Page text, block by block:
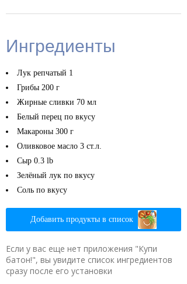
Ингредиенты
Лук репчатый 1
Грибы 200 г
Жирные сливки 70 мл
Белый перец по вкусу
Макароны 300 г
Оливковое масло 3 ст.л.
Сыр 0.3 lb
Зелёный лук по вкусу
Соль по вкусу
Добавить продукты в список
Если у вас еще нет приложения "Купи
батон!", вы увидите список ингредиентов
сразу после его установки